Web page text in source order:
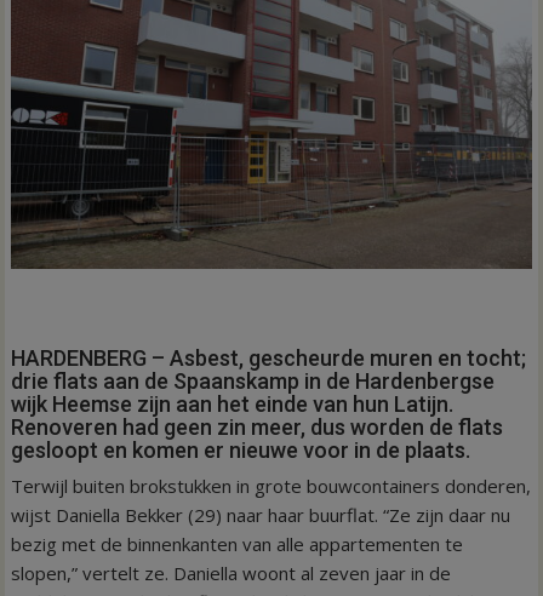
HARDENBERG – Asbest, gescheurde muren en tocht;
drie flats aan de Spaanskamp in de Hardenbergse
wijk Heemse zijn aan het einde van hun Latijn.
Renoveren had geen zin meer, dus worden de flats
gesloopt en komen er nieuwe voor in de plaats.
Terwijl buiten brokstukken in grote bouwcontainers donderen,
wijst Daniella Bekker (29) naar haar buurflat. “Ze zijn daar nu
bezig met de binnenkanten van alle appartementen te
slopen,” vertelt ze. Daniella woont al zeven jaar in de